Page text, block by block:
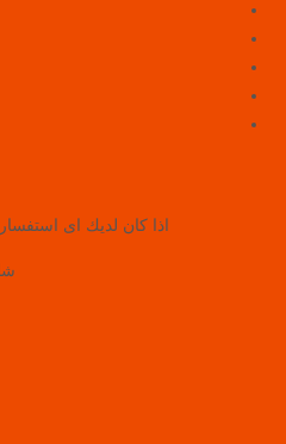
اذا كان لديك اى
شارع